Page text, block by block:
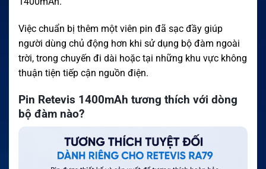
Việc chuẩn bị thêm một viên pin đã sạc đầy giúp
người dùng chủ động hơn khi sử dụng bộ đàm ngoài
trời, trong chuyến đi dài hoặc tại những khu vực không
thuận tiện tiếp cận nguồn điện.
Pin Retevis 1400mAh tương thích với dòng
bộ đàm nào?